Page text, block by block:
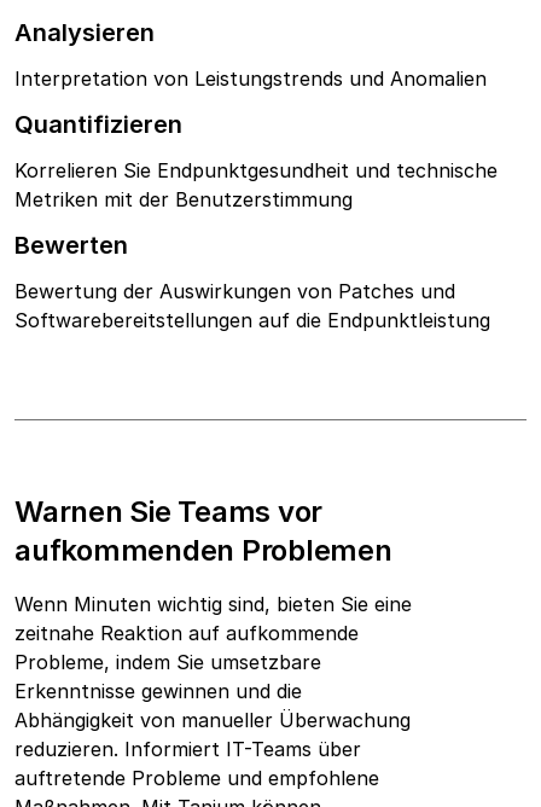
Analysieren
Interpretation von Leistungstrends und Anomalien
Quantifizieren
Korrelieren Sie Endpunktgesundheit und technische
Metriken mit der Benutzerstimmung
Bewerten
Bewertung der Auswirkungen von Patches und
Softwarebereitstellungen auf die Endpunktleistung
Warnen Sie Teams vor
aufkommenden Problemen
Wenn Minuten wichtig sind, bieten Sie eine
zeitnahe Reaktion auf aufkommende
Probleme, indem Sie umsetzbare
Erkenntnisse gewinnen und die
Abhängigkeit von manueller Überwachung
reduzieren. Informiert IT-Teams über
auftretende Probleme und empfohlene